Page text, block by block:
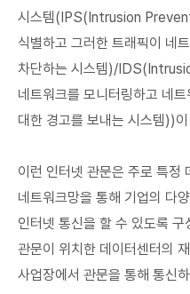
시스템(IPS(Intrusion
식별하고 그러한 트래픽이 네
차단하는 시스템)/
네트워크를 모니터링하고 네
대한 경고를 보내는 시스템))
이런 인터넷 관문은 주로 특정
네트워크망을 통해 기업의 다
인터넷 통신을 할 수 있도록
관문이 위치한 데이터센터의
사업장에서 관문을 통해 통신